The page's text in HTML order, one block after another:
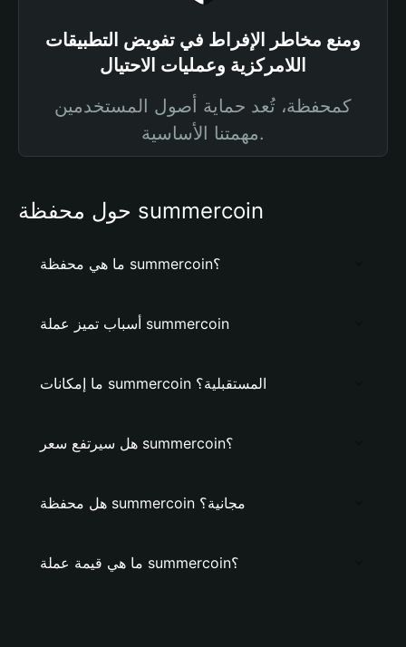
ومنع مخاطر الإفراط في تفويض التطبيقات
اللامركزية وعمليات الاحتيال
كمحفظة، تُعد حماية أصول المستخدمين
مهمتنا الأساسية.
حول محفظة summercoin
ما هي محفظة summercoin؟
أسباب تميز عملة summercoin
ما إمكانات summercoin المستقبلية؟
هل سيرتفع سعر summercoin؟
هل محفظة summercoin مجانية؟
ما هي قيمة عملة summercoin؟